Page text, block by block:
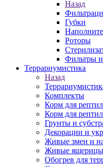
Назад
Губки
Роторы
Фильтры
Террариумистика
Назад
Комплекты
Корм для
Корм для
Грунты и
Декорации и
Живые змеи и
Живые
Обогрев для